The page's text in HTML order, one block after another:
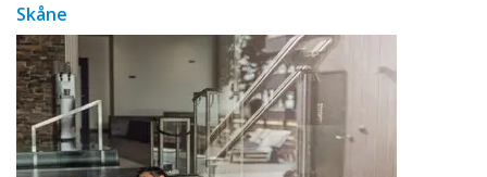
Skåne